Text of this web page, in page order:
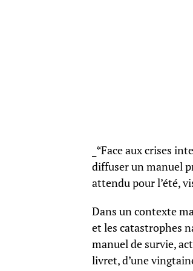
_*Face aux crises
diffuser un manuel
attendu pour l’été,
Dans un contexte
et les catastrophes
manuel de survie,
livret, d’une